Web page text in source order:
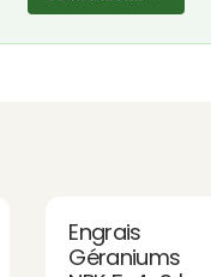
Engrais
Géraniums